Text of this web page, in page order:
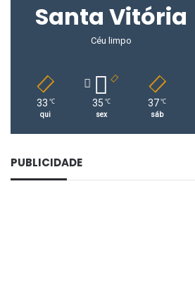
Santa Vitória
Céu limpo
33 ℃
qui
35 ℃
sex
37 ℃
sáb
PUBLICIDADE